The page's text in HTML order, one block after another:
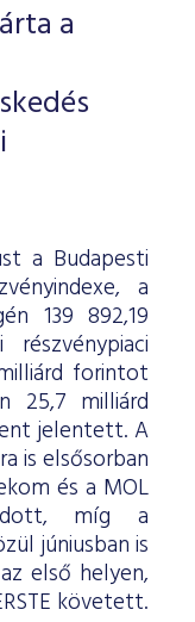
a
a Budapesti
a
139 892,19
forintot
25,7 milliárd
jelentett. A
is elsősorban
és a MOL
míg a
júniusban is
első helyen,
követett.